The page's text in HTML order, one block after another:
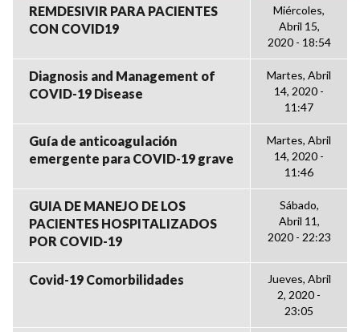
REMDESIVIR PARA PACIENTES
CON COVID19
Miércoles,
Abril 15,
2020 - 18:54
Diagnosis and Management of
COVID-19 Disease
Martes, Abril
14, 2020 -
11:47
Guía de anticoagulación
emergente para COVID-19 grave
Martes, Abril
14, 2020 -
11:46
GUIA DE MANEJO DE LOS
PACIENTES HOSPITALIZADOS
POR COVID-19
Sábado,
Abril 11,
2020 - 22:23
Covid-19 Comorbilidades
Jueves, Abril
2, 2020 -
23:05